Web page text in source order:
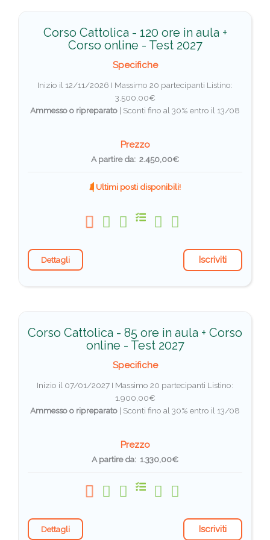
Corso Cattolica - 120 ore in aula +
Corso online - Test 2027
Specifiche
Inizio il 12/11/2026 I Massimo 20 partecipanti Listino:
3.500,00€
Ammesso o ripreparato | Sconti fino al 30% entro il 13/08
Prezzo
A partire da: 2.450,00€
Ultimi posti disponibili!
Dettagli Iscriviti
Corso Cattolica - 85 ore in aula + Corso
online - Test 2027
Specifiche
Inizio il 07/01/2027 I Massimo 20 partecipanti Listino:
1.900,00€
Ammesso o ripreparato | Sconti fino al 30% entro il 13/08
Prezzo
A partire da: 1.330,00€
Dettagli Iscriviti